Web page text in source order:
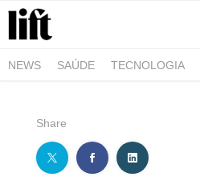
NEWS SAÚDE TECNOLOGIA
Share